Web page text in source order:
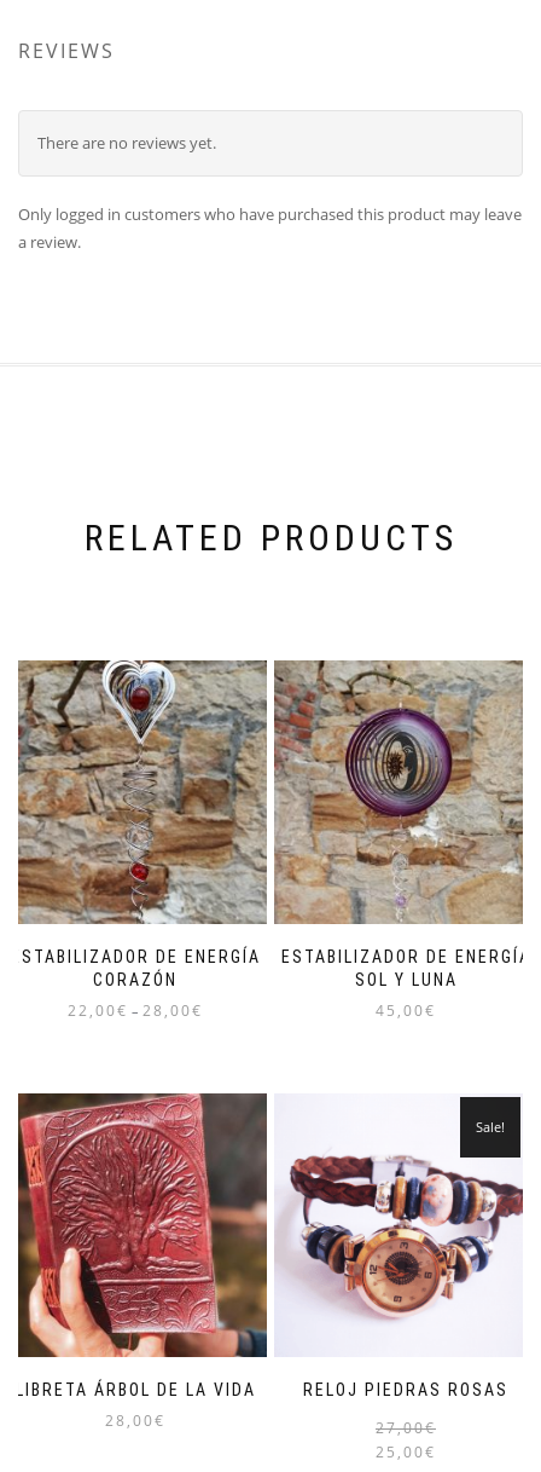
REVIEWS
There are no reviews yet.
Only logged in customers who have purchased this product may leave
a review.
RELATED PRODUCTS
ESTABILIZADOR DE ENERGÍA
CORAZÓN
22,00€ – 28,00€
ESTABILIZADOR DE ENERGÍA
SOL Y LUNA
45,00€
LIBRETA ÁRBOL DE LA VIDA
28,00€
RELOJ PIEDRAS ROSAS
Sale!
27,00€
25,00€